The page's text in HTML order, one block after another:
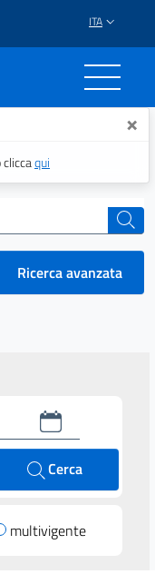
ITA
×
qui
cerca
Ricerca avanzata
Cerca
multivigente